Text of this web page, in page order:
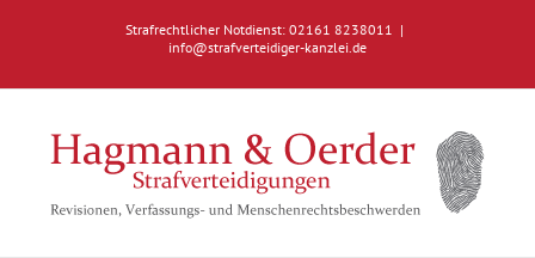
Strafrechtlicher Notdienst: 02161 8238011 |
info@strafverteidiger-kanzlei.de